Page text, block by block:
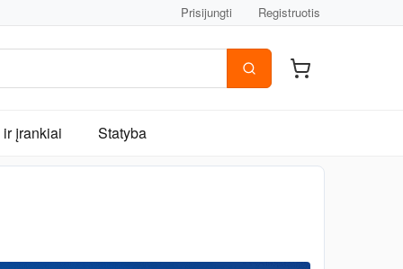
Prisijungti Registruotis
įrankiai Statyba